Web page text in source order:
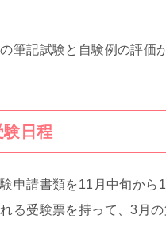
筆記試験と自験例の評価
験日程
申請書類を11月中旬から
る受験票を持って、3月